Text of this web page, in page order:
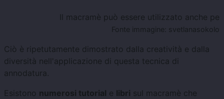
Il macramè può essere utilizzato anche
Fonte immagine:
Ciò è ripetutamente dimostrato dalla creatività e dalla
diversità nell'applicazione di questa tecnica di
annodatura.
Esistono numerosi tutorial e libri sul macramè che